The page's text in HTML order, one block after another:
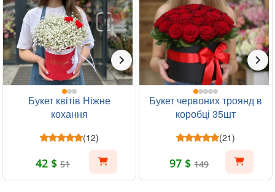
Букет квітів Ніжне
кохання
(12)
42 $ 51
Букет червоних троянд в
коробці 35шт
(21)
97 $ 149